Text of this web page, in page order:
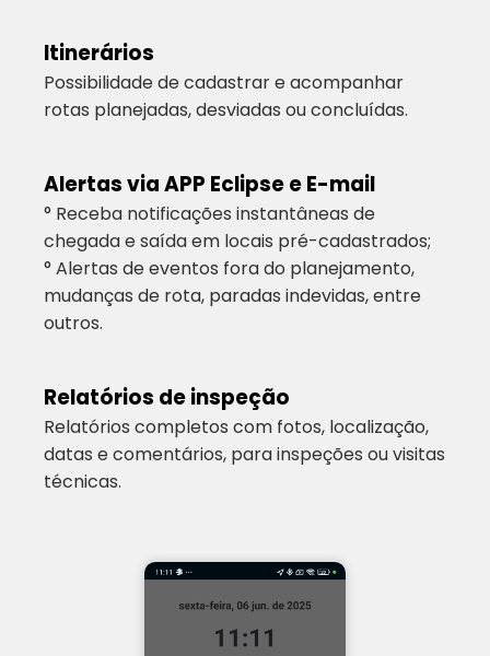
Itinerários
Possibilidade de cadastrar e acompanhar
rotas planejadas, desviadas ou concluídas.
Alertas via APP Eclipse e E-mail
° Receba notificações instantâneas de
chegada e saída em locais pré-cadastrados;
° Alertas de eventos fora do planejamento,
mudanças de rota, paradas indevidas, entre
outros.
Relatórios de inspeção
Relatórios completos com fotos, localização,
datas e comentários, para inspeções ou visitas
técnicas.